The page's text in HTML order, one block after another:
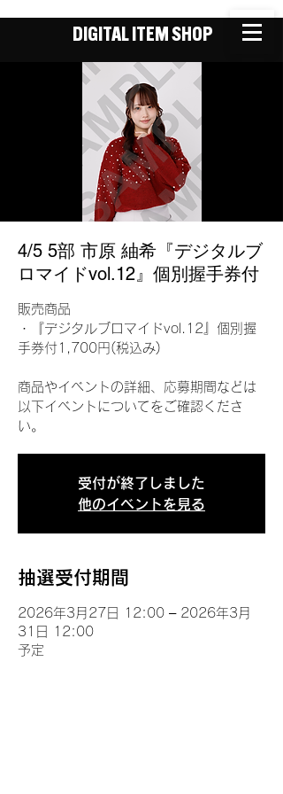
DIGITAL ITEM SHOP
4/5 5部 市原 紬希『デジタルブ
ロマイドvol.12』個別握手券付
販売商品
・『デジタルブロマイドvol.12』個別握
手券付1,700円(税込み)
商品やイベントの詳細、応募期間などは
以下イベントについてをご確認くださ
い。
受付が終了しました
他のイベントを見る
抽選受付期間
2026年3月27日 12:00 – 2026年3月
31日 12:00
予定